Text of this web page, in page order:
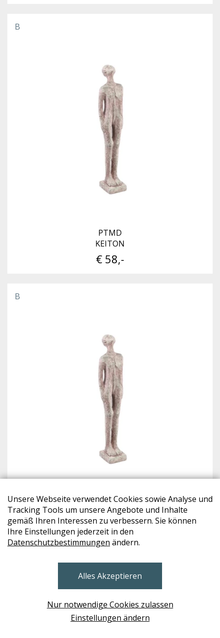
Unsere Webseite verwendet Cookies sowie Analyse und
Tracking Tools um unsere Angebote und Inhalte
gemäß Ihren Interessen zu verbessern. Sie können
Ihre Einstellungen jederzeit in den
Datenschutzbestimmungen ändern.
Alles Akzeptieren
Nur notwendige Cookies zulassen
Einstellungen ändern
B
PTMD
KEITON
€ 58,-
B
PTMD
KEITON
€ 40,-